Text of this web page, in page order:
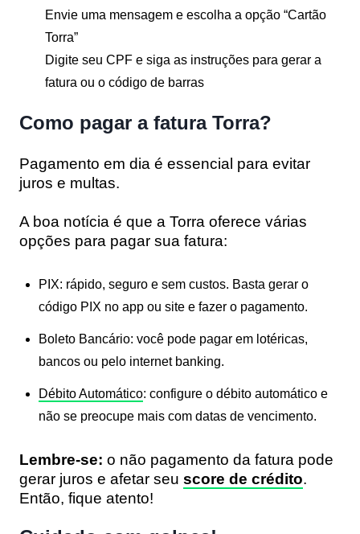
Envie uma mensagem e escolha a opção “Cartão
Torra”
Digite seu CPF e siga as instruções para gerar a
fatura ou o código de barras
Como pagar a fatura Torra?
Pagamento em dia é essencial para evitar
juros e multas.
A boa notícia é que a Torra oferece várias
opções para pagar sua fatura:
PIX: rápido, seguro e sem custos. Basta gerar o
código PIX no app ou site e fazer o pagamento.
Boleto Bancário: você pode pagar em lotéricas,
bancos ou pelo internet banking.
Débito Automático: configure o débito automático e
não se preocupe mais com datas de vencimento.
Lembre-se: o não pagamento da fatura pode
gerar juros e afetar seu score de crédito.
Então, fique atento!